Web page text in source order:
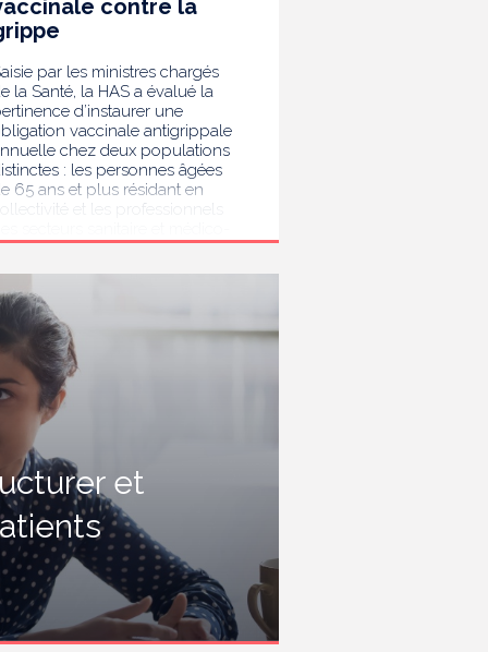
contre la
par les ministres chargés
la Santé, la HAS a évalué la
d’instaurer une
vaccinale antigrippale
chez deux populations
: les personnes âgées
65 ans et plus résidant en
collectivité et les professionnels
Au terme de son analyse,
vaccination antigrippale pour les
de 65 ans et plus
vivant en collectivité doit rester
sans devenir
obligatoire. Afin de protéger les
les plus vulnérables,
recommande en revanche la
mise en place d’une obligation
contre la grippe pour
l'ensemble des professionnels de
ainsi que pour les autres
travaillant dans les
de santé ou dans
établissements médicaux
hébergeant des
âgées, en contact
des personnes à risque de
sévère, avec un
prioritaire en Ehpad
et